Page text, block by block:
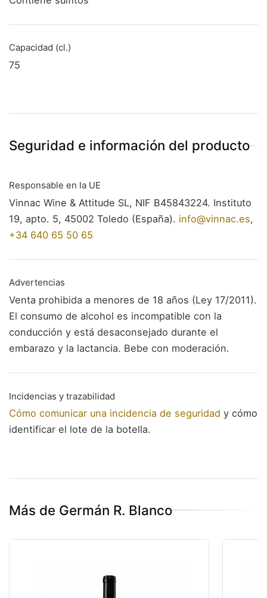
Capacidad (cl.)
75
Seguridad e información del producto
Responsable en la UE
Vinnac Wine & Attitude SL, NIF B45843224. Instituto
19, apto. 5, 45002 Toledo (España). info@vinnac.es,
+34 640 65 50 65
Advertencias
Venta prohibida a menores de 18 años (Ley 17/2011).
El consumo de alcohol es incompatible con la
conducción y está desaconsejado durante el
embarazo y la lactancia. Bebe con moderación.
Incidencias y trazabilidad
Cómo comunicar una incidencia de seguridad y cómo
identificar el lote de la botella.
Más de Germán R. Blanco